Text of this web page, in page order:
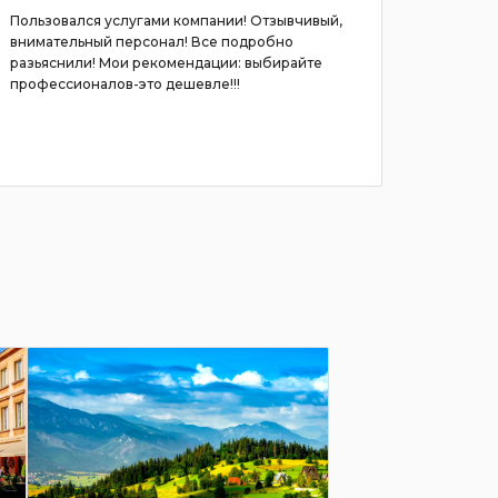
Пользовался услугами компании! Отзывчивый,
внимательный персонал! Все подробно
разьяснили! Мои рекомендации: выбирайте
профессионалов-это дешевле!!!